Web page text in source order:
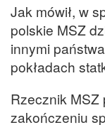
Jak mówił, w
polskie MSZ
innymi
pokładach
Rzecznik MSZ
zakończeniu